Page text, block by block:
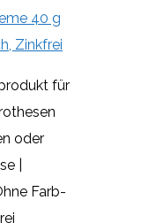
40 g
Zinkfrei
für
oder
|
Farb-